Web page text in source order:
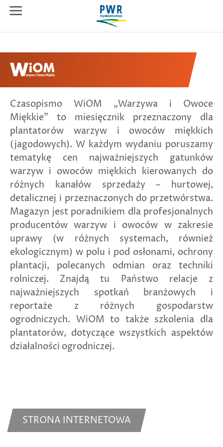
Czasopismo WiOM „Warzywa i Owoce
Miękkie” to miesięcznik przeznaczony dla
plantatorów warzyw i owoców miękkich
(jagodowych). W każdym wydaniu poruszamy
tematykę cen najważniejszych gatunków
warzyw i owoców miękkich kierowanych do
różnych kanałów sprzedaży – hurtowej,
detalicznej i przeznaczonych do przetwórstwa.
Magazyn jest poradnikiem dla profesjonalnych
producentów warzyw i owoców w zakresie
uprawy (w różnych systemach, również
ekologicznym) w polu i pod osłonami, ochrony
plantacji, polecanych odmian oraz techniki
rolniczej. Znajdą tu Państwo relacje z
najważniejszych spotkań branżowych i
reportaże z różnych gospodarstw
ogrodniczych. WiOM to także szkolenia dla
plantatorów, dotyczące wszystkich aspektów
działalności ogrodniczej.
STRONA INTERNETOWA